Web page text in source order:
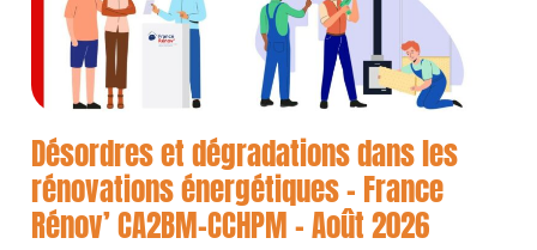
Désordres et dégradations dans les
rénovations énergétiques – France
Rénov’ CA2BM-CCHPM – Août 2026